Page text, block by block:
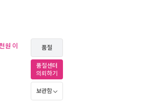
원 이
품절
품절센터
의뢰하기
보관함